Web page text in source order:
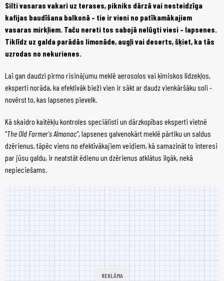
Silti vasaras vakari uz terases, pikniks dārzā vai nesteidzīga
kafijas baudīšana balkonā – tie ir vieni no patīkamākajiem
vasaras mirkļiem. Taču nereti tos sabojā nelūgti viesi – lapsenes.
Tiklīdz uz galda parādās limonāde, augļi vai deserts, šķiet, ka tās
uzrodas no nekurienes.
Lai gan daudzi pirmo risinājumu meklē aerosolos vai ķīmiskos līdzekļos,
eksperti norāda, ka efektīvāk bieži vien ir sākt ar daudz vienkāršāku soli -
novērst to, kas lapsenes pievelk.
Kā skaidro kaitēkļu kontroles speciālisti un dārzkopības eksperti vietnē
“The Old Farmer's Almanac”, lapsenes galvenokārt meklē pārtiku un saldus
dzērienus, tāpēc viens no efektīvākajiem veidiem, kā samazināt to interesi
par jūsu galdu, ir neatstāt ēdienu un dzērienus atklātus ilgāk, nekā
nepieciešams.